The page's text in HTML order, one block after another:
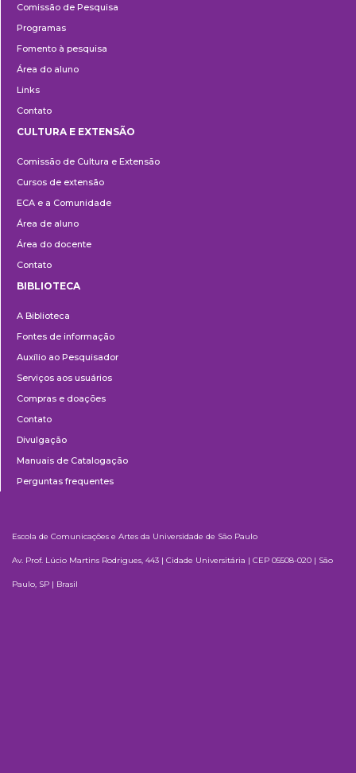
Comissão de Pesquisa
Programas
Fomento à pesquisa
Área do aluno
Links
Contato
e
Extensão
CULTURA E EXTENSÃO
Comissão de Cultura e Extensão
Cursos de extensão
ECA e a Comunidade
Área de aluno
Área do docente
Contato
BIBLIOTECA
A Biblioteca
Fontes de informação
Auxílio ao Pesquisador
Serviços aos usuários
Compras e doações
Contato
Divulgação
Manuais de Catalogação
Perguntas frequentes
Escola de Comunicações e Artes da Universidade de São Paulo
Av. Prof. Lúcio Martins Rodrigues, 443 | Cidade Universitária | CEP 05508-020 | São
Paulo, SP | Brasil